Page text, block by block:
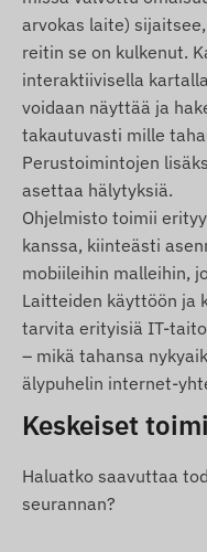
Laite vaatii
verkkoihin. Nano-
SMS-palvelut,
SMS-viestillä tai
Käyttöalueet
4G:
2G: Eurooppa,
Ostovaihtoehdot
Pelkkä laite –
ylläpito ovat
Laite +
SIM-korttia.
Laite +
käyttövalmis;
arvokas laite)
reitin se on kulkenut.
interaktiivisella
voidaan näyttää ja
takautuvasti mille
Perustoimintojen
asettaa hälytyksiä.
Ohjelmisto toimii
kanssa, kiinteästi
mobiileihin malleihin,
Laitteiden käyttöön ja
tarvita erityisiä IT-
– mikä tahansa
älypuhelin internet-
Keskeiset
Haluatko saavuttaa
seurannan?